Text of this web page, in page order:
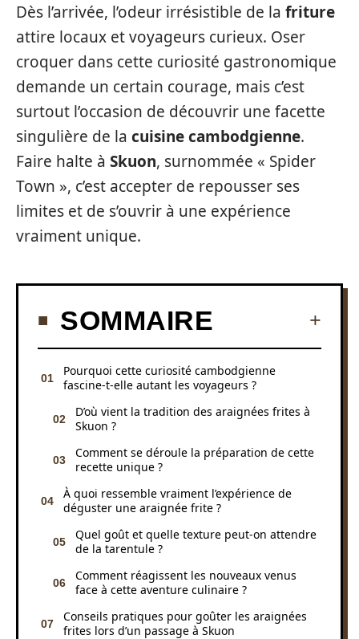
Dès l’arrivée, l’odeur irrésistible de la friture
attire locaux et voyageurs curieux. Oser
croquer dans cette curiosité gastronomique
demande un certain courage, mais c’est
surtout l’occasion de découvrir une facette
singulière de la cuisine cambodgienne.
Faire halte à Skuon, surnommée « Spider
Town », c’est accepter de repousser ses
limites et de s’ouvrir à une expérience
vraiment unique.
SOMMAIRE
Pourquoi cette curiosité cambodgienne
fascine-t-elle autant les voyageurs ?
D’où vient la tradition des araignées frites à
Skuon ?
Comment se déroule la préparation de cette
recette unique ?
À quoi ressemble vraiment l’expérience de
déguster une araignée frite ?
Quel goût et quelle texture peut-on attendre
de la tarentule ?
Comment réagissent les nouveaux venus
face à cette aventure culinaire ?
Conseils pratiques pour goûter les araignées
frites lors d’un passage à Skuon